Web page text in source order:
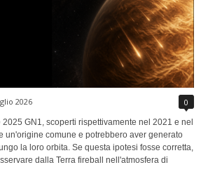
2026 0
GN1, scoperti rispettivamente nel 2021 e nel
un'origine comune e potrebbero aver generato
la loro orbita. Se questa ipotesi fosse corretta,
dalla Terra fireball nell'atmosfera di